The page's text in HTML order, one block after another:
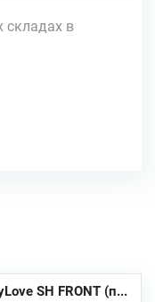
складах в
SH FRONT (п...